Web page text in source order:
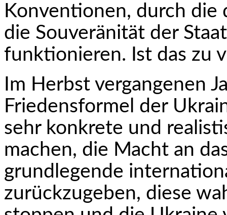
Konventionen, durch die
die Souveränität der
funktionieren. Ist das zu
Im Herbst vergangenen
Friedensformel der
sehr konkrete und
machen, die Macht an
grundlegende
zurückzugeben, diese